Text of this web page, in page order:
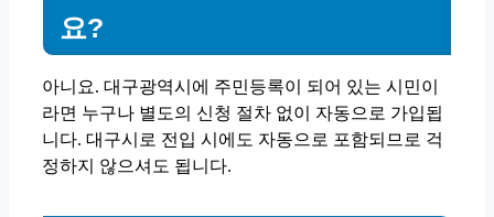
요?
아니요. 대구광역시에 주민등록이 되어 있는 시민이
라면 누구나 별도의 신청 절차 없이 자동으로 가입됩
니다. 대구시로 전입 시에도 자동으로 포함되므로 걱
정하지 않으셔도 됩니다.